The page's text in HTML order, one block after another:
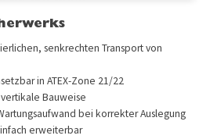
senkrechten Transport von
in ATEX-Zone 21/22
Bauweise
bei korrekter Auslegung
erweiterbar